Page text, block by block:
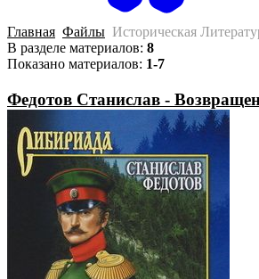
Главная Файлы Историческая
В разделе материалов: 8
Показано материалов: 1-7
Федотов Станислав -